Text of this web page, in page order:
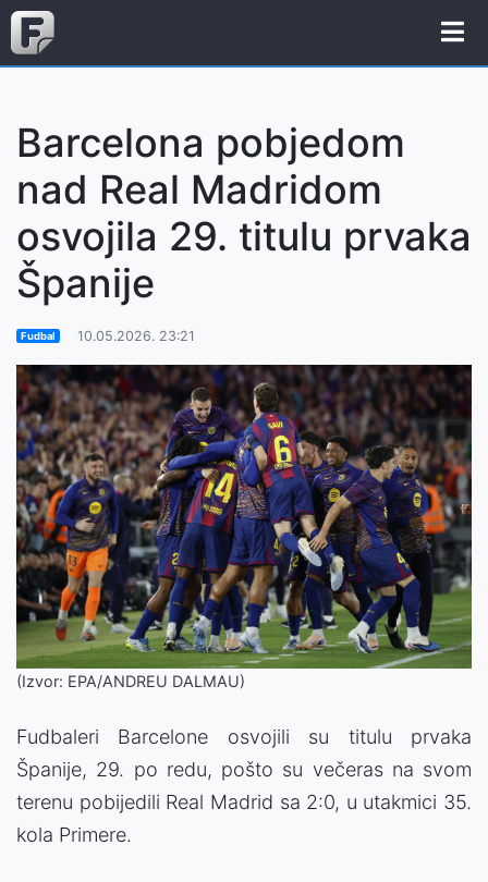
Barcelona pobjedom
nad Real Madridom
osvojila 29. titulu prvaka
Španije
Fudbal 10.05.2026. 23:21
(Izvor: EPA/ANDREU DALMAU)
Fudbaleri Barcelone osvojili su titulu prvaka
Španije, 29. po redu, pošto su večeras na svom
terenu pobijedili Real Madrid sa 2:0, u utakmici 35.
kola Primere.